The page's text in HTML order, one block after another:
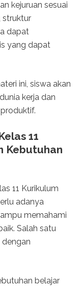
kejuruan sesuai
struktur
dapat
yang dapat
ini, siswa akan
kerja dan
11
Kebutuhan
11 Kurikulum
adanya
memahami
Salah satu
belajar